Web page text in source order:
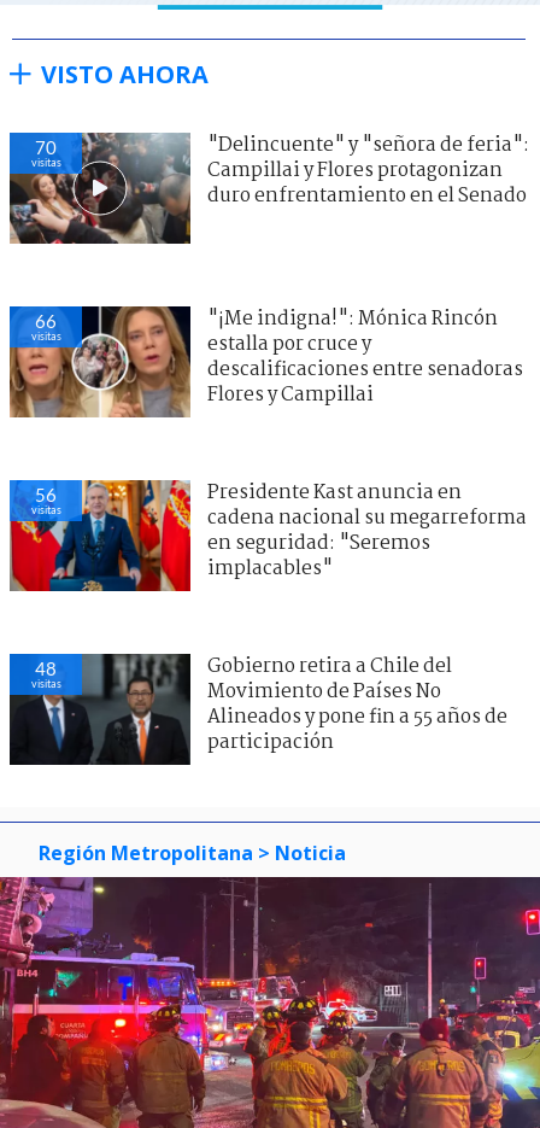
VISTO AHORA
70
visitas
"Delincuente" y "señora de feria":
Campillai y Flores protagonizan
duro enfrentamiento en el Senado
66
visitas
"¡Me indigna!": Mónica Rincón
estalla por cruce y
descalificaciones entre senadoras
Flores y Campillai
56
visitas
Presidente Kast anuncia en
cadena nacional su megarreforma
en seguridad: "Seremos
implacables"
48
visitas
Gobierno retira a Chile del
Movimiento de Países No
Alineados y pone fin a 55 años de
participación
Región Metropolitana > Noticia